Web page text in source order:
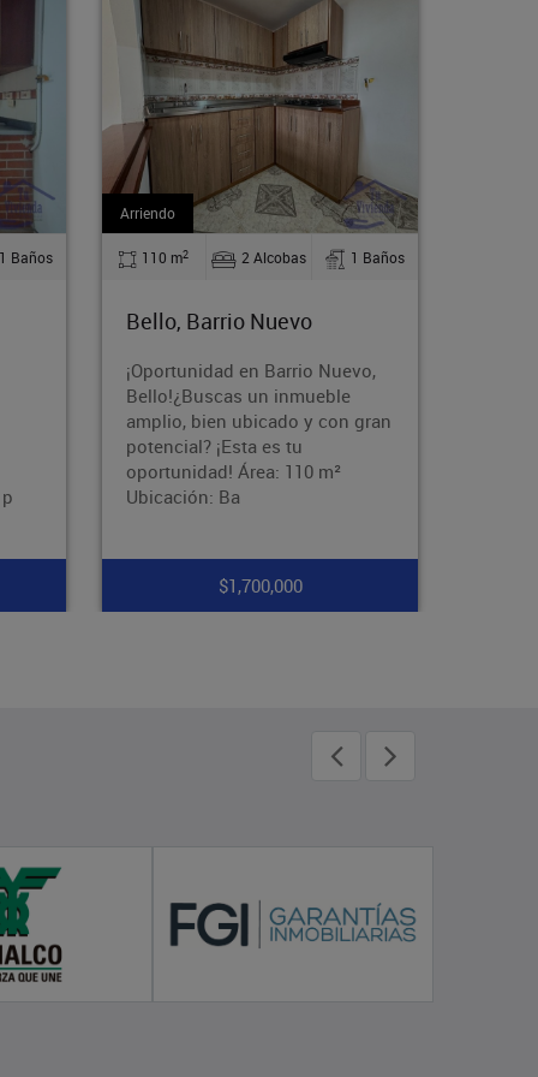
1 Baños
Arriendo
54 m2 2 Alcobas 1 Baños
Medellín, Florencia
Ubicado en una zona
residencial de fácil acceso,
cerca de vías principales,
transporte público,
supermercados, colegios y
comercio. Un espacio ideal p
$1,400,000